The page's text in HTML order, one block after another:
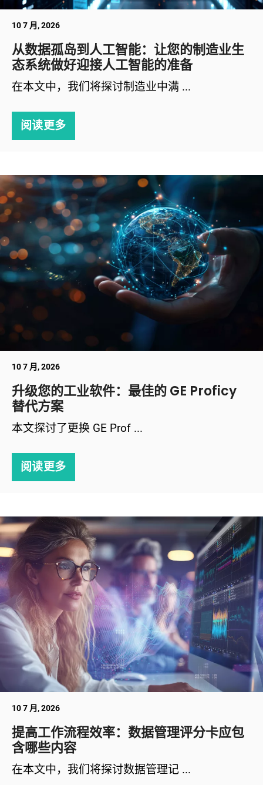
10 7 月, 2026
从数据孤岛到人工智能：让您的制造业生
态系统做好迎接人工智能的准备
在本文中，我们将探讨制造业中满 ...
阅读更多
10 7 月, 2026
升级您的工业软件：最佳的 GE Proficy
替代方案
本文探讨了更换 GE Prof ...
阅读更多
10 7 月, 2026
提高工作流程效率：数据管理评分卡应包
含哪些内容
在本文中，我们将探讨数据管理记 ...